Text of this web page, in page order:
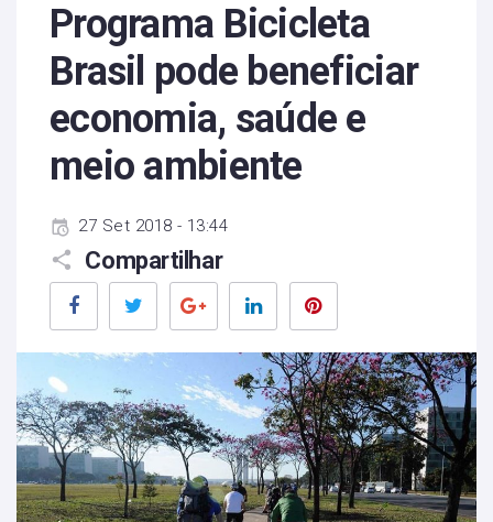
Programa Bicicleta
Brasil pode beneficiar
economia, saúde e
meio ambiente
27 Set 2018 - 13:44
Compartilhar
Facebook Twitter Google+ LinkedIn